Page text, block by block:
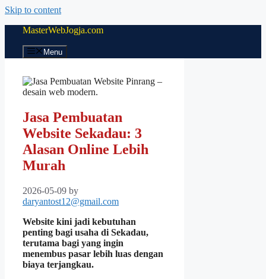
Skip to content
MasterWebJogja.com
Menu
Jasa Pembuatan
Website Sekadau: 3
Alasan Online Lebih
Murah
2026-05-09 by
daryantost12@gmail.com
Website kini jadi kebutuhan
penting bagi usaha di Sekadau,
terutama bagi yang ingin
menembus pasar lebih luas dengan
biaya terjangkau.